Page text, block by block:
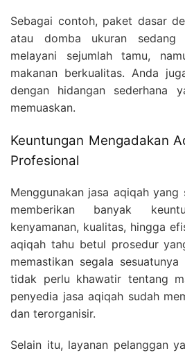
Sebagai contoh, paket dasar
atau domba ukuran sedang
melayani sejumlah tamu,
makanan berkualitas. Anda
dengan hidangan sederhana
memuaskan.
Keuntungan Mengadakan
Profesional
Menggunakan jasa aqiqah yang
memberikan banyak
kenyamanan, kualitas, hingga
aqiqah tahu betul prosedur
memastikan segala
tidak perlu khawatir tentang
penyedia jasa aqiqah sudah
dan terorganisir.
Selain itu, layanan pelanggan